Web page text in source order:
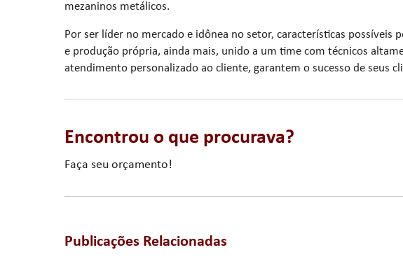
mezaninos metálicos.
Por ser líder no mercado e idônea no setor, características possíveis
e produção própria, ainda mais, unido a um time com técnicos
atendimento personalizado ao cliente, garantem o sucesso de seus
Encontrou o que procurava?
Faça seu orçamento!
Publicações Relacionadas